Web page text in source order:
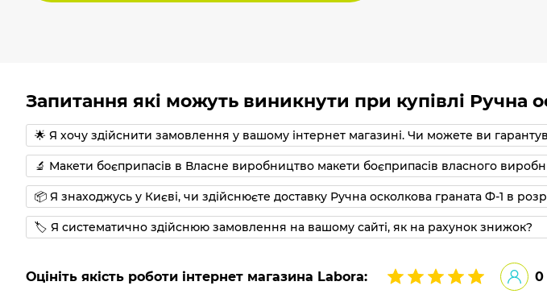
Запитання які можуть виникнути при купівлі Ручна
🌟 Я хочу здійснити замовлення у вашому інтернет магазині. Чи можете ви
🔬 Макети боєприпасів в Власне виробництво макети
📦 Я знаходжусь у Києві, чи здійснюєте доставку Ручна осколкова граната Ф-1 в
🏷 Я систематично здійснюю замовлення на вашому сайті, як на рахунок знижок?
Оцініть якість роботи інтернет магазина Labora: 0